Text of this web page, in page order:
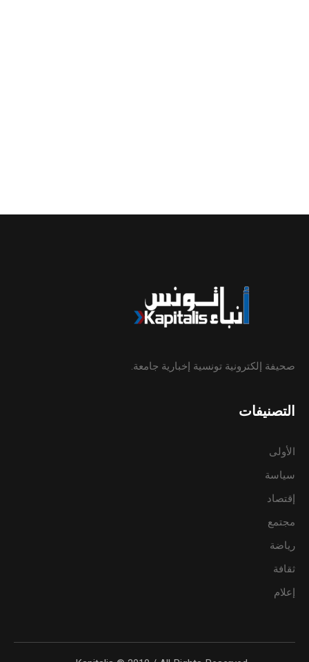
صحيفة إلكترونية تونسية إخبارية جامعة.
التصنيفات
الأولى
سياسة
إقتصاد
مجتمع
رياضة
ثقافة
إعلام